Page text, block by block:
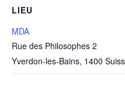
LIEU
MDA
Rue des Philosophes 2
Yverdon-les-Bains, 1400